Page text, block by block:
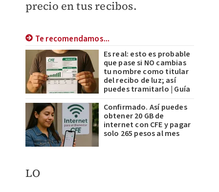
precio en tus recibos.
Te recomendamos...
Es real: esto es probable
que pase si NO cambias
tu nombre como titular
del recibo de luz; así
puedes tramitarlo | Guía
Confirmado. Así puedes
obtener 20 GB de
internet con CFE y pagar
solo 265 pesos al mes
LO